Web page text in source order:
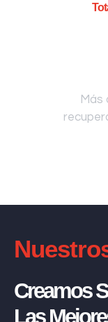
Más
Creamos
Las